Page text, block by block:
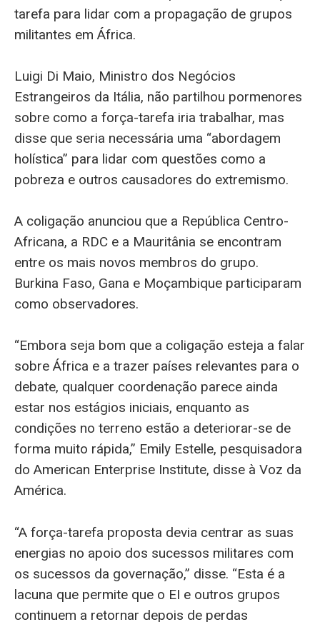
tarefa para lidar com a propagação de grupos
militantes em África.
Luigi Di Maio, Ministro dos Negócios
Estrangeiros da Itália, não partilhou pormenores
sobre como a força-tarefa iria trabalhar, mas
disse que seria necessária uma “abordagem
holística” para lidar com questões como a
pobreza e outros causadores do extremismo.
A coligação anunciou que a República Centro-
Africana, a RDC e a Mauritânia se encontram
entre os mais novos membros do grupo.
Burkina Faso, Gana e Moçambique participaram
como observadores.
“Embora seja bom que a coligação esteja a falar
sobre África e a trazer países relevantes para o
debate, qualquer coordenação parece ainda
estar nos estágios iniciais, enquanto as
condições no terreno estão a deteriorar-se de
forma muito rápida,” Emily Estelle, pesquisadora
do American Enterprise Institute, disse à Voz da
América.
“A força-tarefa proposta devia centrar as suas
energias no apoio dos sucessos militares com
os sucessos da governação,” disse. “Esta é a
lacuna que permite que o EI e outros grupos
continuem a retornar depois de perdas